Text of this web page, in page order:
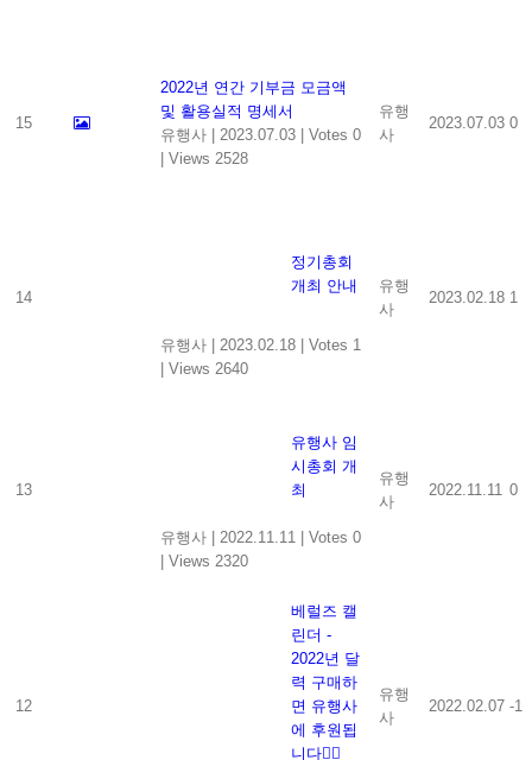
15
2022년 연간 기부금 모금액
및 활용실적 명세서
유행사 | 2023.07.03 | Votes 0
| Views 2528
유행
사
2023.07.03 0
14
정기총회
개최 안내
유행사 | 2023.02.18 | Votes 1
| Views 2640
유행
사
2023.02.18 1
13
유행사 임
시총회 개
최
유행사 | 2022.11.11 | Votes 0
| Views 2320
유행
사
2022.11.11 0
12
베럴즈 캘
린더 -
2022년 달
력 구매하
면 유행사
에 후원됩
니다👍🏻
유행
사
2022.02.07 -1